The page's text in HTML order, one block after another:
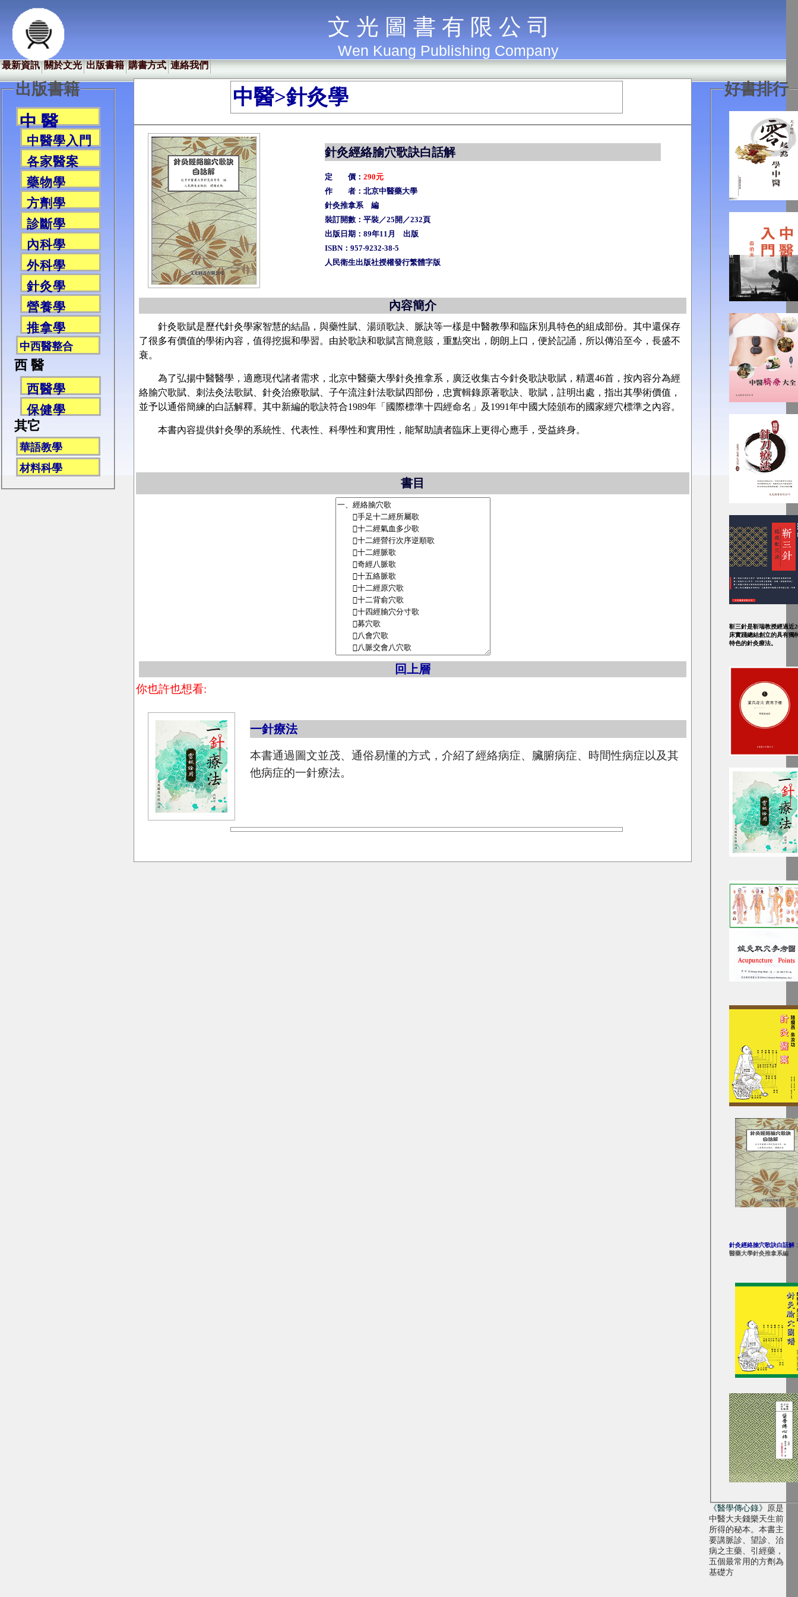
文 光 圖 書 有 限 公 司
Wen Kuang Publishing Company
最新資訊 關於文光 出版書籍 購書方式 連絡我們
出版書籍
中 醫
中醫學入門
各家醫案
藥物學
方劑學
診斷學
內科學
外科學
針灸學
營養學
推拿學
中西醫整合
西 醫
西醫學
保健學
其它
華語教學
材料科學
好書排行
靳三針是靳瑞教授經過近
床實踐總結創立的具有獨
特色的針灸療法。
針灸經絡腧穴歌訣白話解
醫藥大學針灸推拿系編
《醫學傳心錄》
原是
中醫大夫錢樂天生前
所得的秘本。本書主
要講脈診、望診、治
病之主藥、引經藥，
五個最常用的方劑為
基礎方
中醫>針灸學
針灸經絡腧穴歌訣白話解
定 價：290元
作 者：北京中醫藥大學
針灸推拿系 編
裝訂開數：平裝／25開／232頁
出版日期：89年11月 出版
ISBN：957-9232-38-5
人民衛生出版社授權發行繁體字版
內容簡介
針灸歌賦是歷代針灸學家智慧的結晶，與藥性賦、湯頭歌訣、脈訣等一樣是中醫教學和臨床別具特色的組成部份。其中還保存
了很多有價值的學術內容，值得挖掘和學習。由於歌訣和歌賦言簡意賅，重點突出，朗朗上口，便於記誦，所以傳沿至今，長盛不
衰。
為了弘揚中醫醫學，適應現代諸者需求，北京中醫藥大學針灸推拿系，廣泛收集古今針灸歌訣歌賦，精選46首，按內容分為經
絡腧穴歌賦、刺法灸法歌賦、針灸治療歌賦、子午流注針法歌賦四部份，忠實輯錄原著歌訣、歌賦，註明出處，指出其學術價值，
並予以通俗簡練的白話解釋。其中新編的歌訣符合1989年「國際標準十四經命名」及1991年中國大陸頒布的國家經穴標準之內容。
本書內容提供針灸學的系統性、代表性、科學性和實用性，能幫助讀者臨床上更得心應手，受益終身。
書目
回上層
你也許也想看:
一針療法
本書通過圖文並茂、通俗易懂的方式，介紹了經絡病症、臟腑病症、時間性病症以及其
他病症的一針療法。